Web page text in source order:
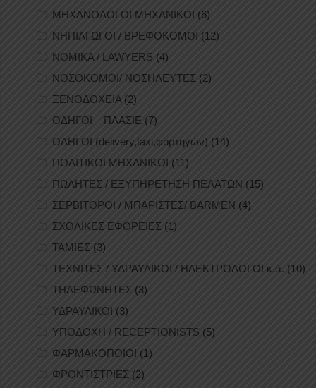
ΜΗΧΑΝΟΛΟΓΟΙ ΜΗΧΑΝΙΚΟΙ (6)
ΝΗΠΙΑΓΩΓΟΙ / ΒΡΕΦΟΚΟΜΟΙ (12)
ΝΟΜΙΚΑ / LAWYERS (4)
ΝΟΣΟΚΟΜΟΙ/ ΝΟΣΗΛΕΥΤΕΣ (2)
ΞΕΝΟΔΟΧΕΙΑ (2)
ΟΔΗΓΟΙ – ΠΛΑΣΙΕ (7)
ΟΔΗΓΟΙ (delivery,taxi,φορτηγών) (14)
ΠΟΛΙΤΙΚΟΙ ΜΗΧΑΝΙΚΟΙ (11)
ΠΩΛΗΤΕΣ / ΕΞΥΠΗΡΕΤΗΣΗ ΠΕΛΑΤΩΝ (15)
ΣΕΡΒΙΤΟΡΟΙ / ΜΠΑΡΙΣΤΕΣ/ BARMEN (4)
ΣΧΟΛΙΚΕΣ ΕΦΟΡΕΙΕΣ (1)
ΤΑΜΙΕΣ (3)
ΤΕΧΝΙΤΕΣ / ΥΔΡΑΥΛΙΚΟΙ / ΗΛΕΚΤΡΟΛΟΓΟΙ κ.ά. (10)
ΤΗΛΕΦΩΝΗΤΕΣ (3)
ΥΔΡΑΥΛΙΚΟΙ (3)
ΥΠΟΔΟΧΗ / RECEPTIONISTS (5)
ΦΑΡΜΑΚΟΠΟΙΟΙ (1)
ΦΡΟΝΤΙΣΤΡΙΕΣ (2)